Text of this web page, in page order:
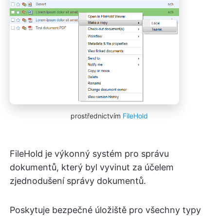
prostřednictvím FileHold
FileHold je výkonný systém pro správu
dokumentů, který byl vyvinut za účelem
zjednodušení správy dokumentů.
Poskytuje bezpečné úložiště pro všechny typy